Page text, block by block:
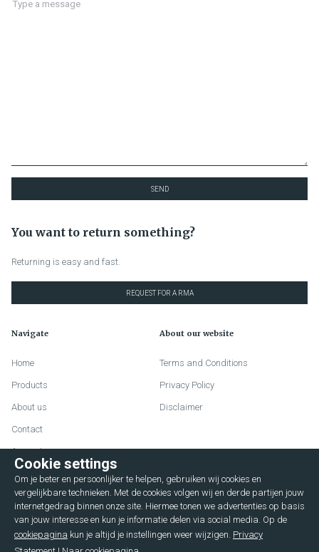
SEND
You want to return something?
Returning is easy and fast.
REQUEST FOR A RMA
Navigate
Home
Products
About us
Contact
Account
FAQ
About our website
Terms and Conditions
Privacy Policy
Disclaimer
Lievelderweg 72
7131 MD Lichtenvoorde (The Netherlands)
+31 544376596
Cookie settings
Om je beter en persoonlijker te helpen, gebruiken wij cookies en
vergelijkbare technieken. Met de cookies volgen wij en derde partijen jouw
internetgedrag binnen onze site. Hiermee tonen we advertenties op basis
van jouw interesse en kun je informatie delen via social media. Op de
cookiepagina kun je altijd je instellingen weer wijzigen. Privacy